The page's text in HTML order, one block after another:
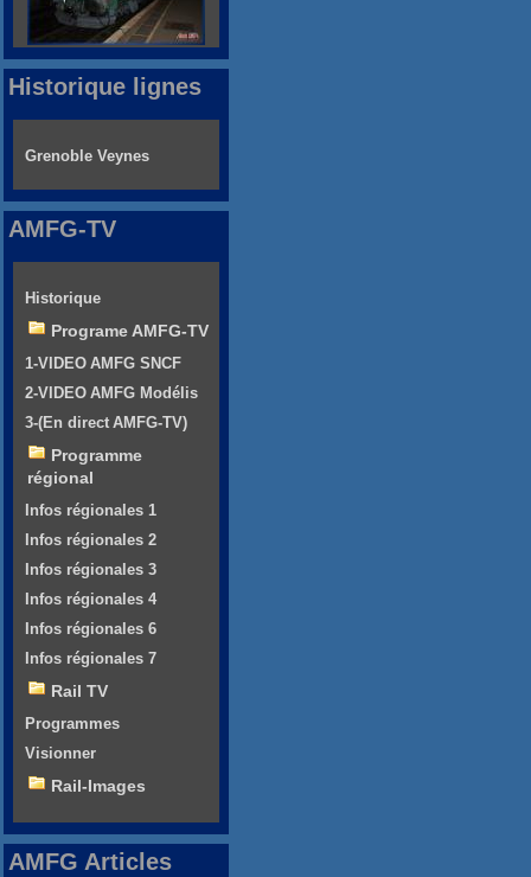
Historique lignes
Grenoble Veynes
AMFG-TV
Historique
Programe AMFG-TV
1-VIDEO AMFG SNCF
2-VIDEO AMFG Modélis
3-(En direct AMFG-TV)
Programme
régional
Infos régionales 1
Infos régionales 2
Infos régionales 3
Infos régionales 4
Infos régionales 6
Infos régionales 7
Rail TV
Programmes
Visionner
Rail-Images
AMFG Articles